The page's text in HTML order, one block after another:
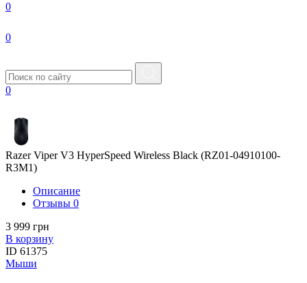
0
0
0
Razer Viper V3 HyperSpeed Wireless Black (RZ01-04910100-
R3M1)
Описание
Отзывы 0
3 999 грн
В корзину
ID 61375
Мыши